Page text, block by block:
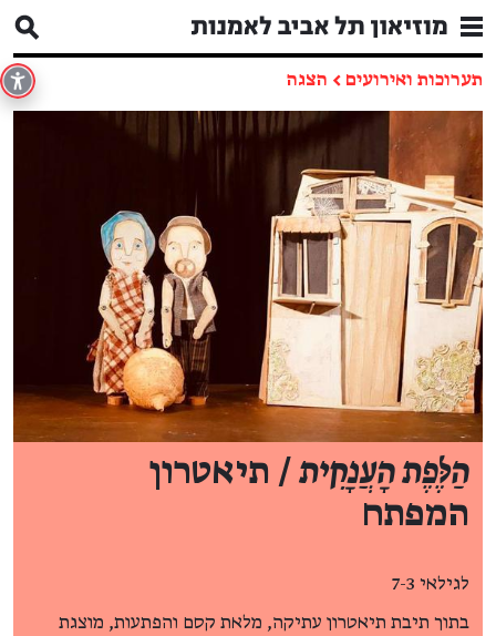
תערוכות ואירועים ← הצגה
הַלֶּפֶת הָעֲנָקִית / תיאטרון
המפתח
לגילאי 7-3
בתוך תיבת תיאטרון עתיקה, מלאת קסם והפתעות, מוצגת